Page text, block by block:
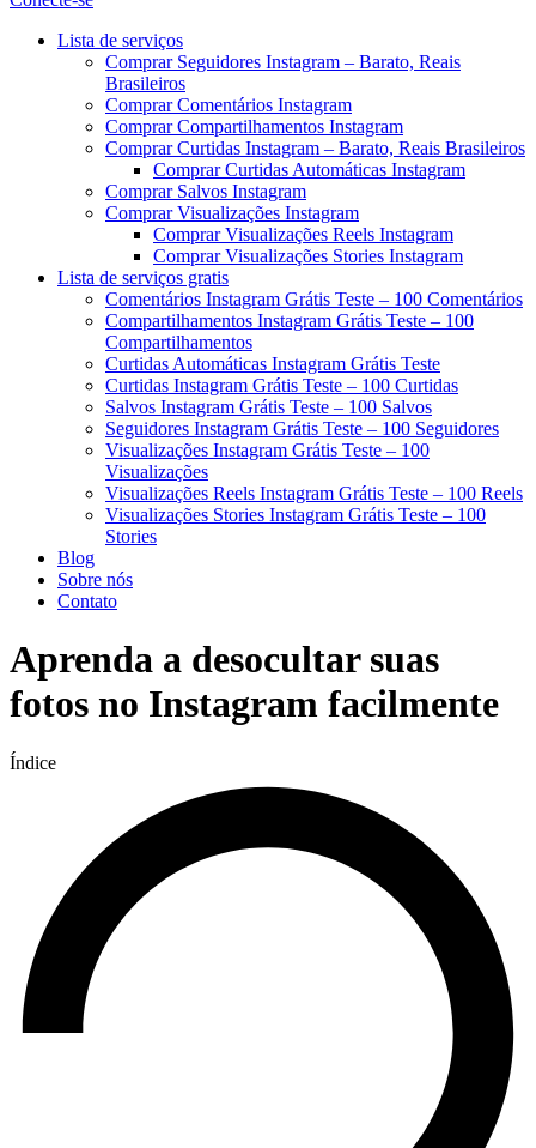
Menu
Lista de serviços
Comprar Seguidores Instagram – Barato, Reais
Brasileiros
Comprar Comentários Instagram
Comprar Compartilhamentos Instagram
Comprar Curtidas Instagram – Barato, Reais Brasileiros
Comprar Curtidas Automáticas Instagram
Comprar Salvos Instagram
Comprar Visualizações Instagram
Comprar Visualizações Reels Instagram
Comprar Visualizações Stories Instagram
Lista de serviços gratis
Comentários Instagram Grátis Teste – 100 Comentários
Compartilhamentos Instagram Grátis Teste – 100
Compartilhamentos
Curtidas Automáticas Instagram Grátis Teste
Curtidas Instagram Grátis Teste – 100 Curtidas
Salvos Instagram Grátis Teste – 100 Salvos
Seguidores Instagram Grátis Teste – 100 Seguidores
Visualizações Instagram Grátis Teste – 100
Visualizações
Visualizações Reels Instagram Grátis Teste – 100 Reels
Visualizações Stories Instagram Grátis Teste – 100
Stories
Blog
Sobre nós
Contato
Aprenda a desocultar suas
fotos no Instagram facilmente
Índice